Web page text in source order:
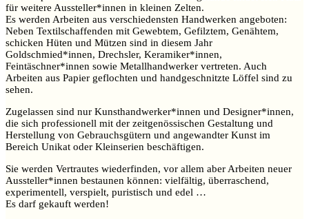
für weitere Aussteller*innen in kleinen Zelten.
Es werden Arbeiten aus verschiedensten Handwerken angeboten:
Neben Textilschaffenden mit Gewebtem, Gefilztem, Genähtem,
schicken Hüten und Mützen sind in diesem Jahr
Goldschmied*innen, Drechsler, Keramiker*innen,
Feintäschner*innen sowie Metallhandwerker vertreten. Auch
Arbeiten aus Papier geflochten und handgeschnitzte Löffel sind zu
sehen.
Zugelassen sind nur Kunsthandwerker*innen und Designer*innen,
die sich professionell mit der zeitgenössischen Gestaltung und
Herstellung von Gebrauchsgütern und angewandter Kunst im
Bereich Unikat oder Kleinserien beschäftigen.
Sie werden Vertrautes wiederfinden, vor allem aber Arbeiten neuer
Aussteller*innen bestaunen können: vielfältig, überraschend,
experimentell, verspielt, puristisch und edel …
Es darf gekauft werden!